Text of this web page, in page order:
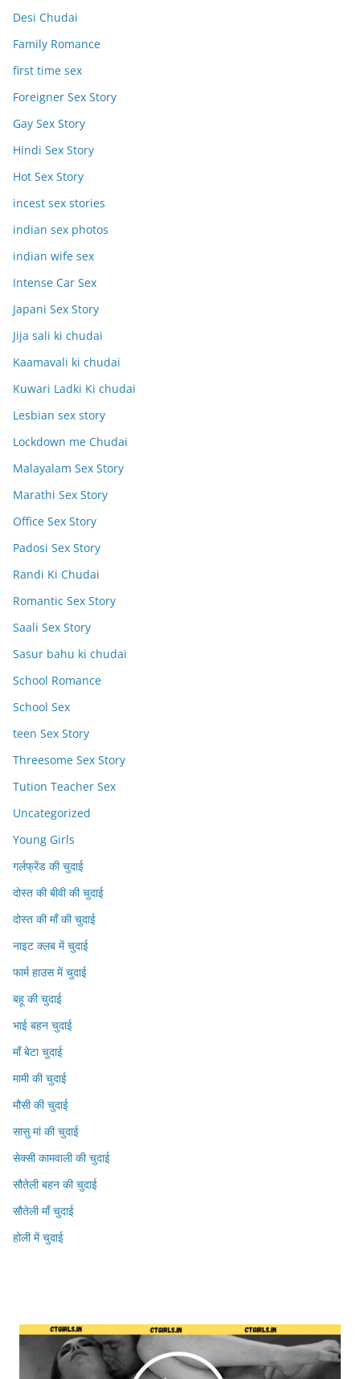
Desi Chudai
Family Romance
first time sex
Foreigner Sex Story
Gay Sex Story
Hindi Sex Story
Hot Sex Story
incest sex stories
indian sex photos
indian wife sex
Intense Car Sex
Japani Sex Story
Jija sali ki chudai
Kaamavali ki chudai
Kuwari Ladki Ki chudai
Lesbian sex story
Lockdown me Chudai
Malayalam Sex Story
Marathi Sex Story
Office Sex Story
Padosi Sex Story
Randi Ki Chudai
Romantic Sex Story
Saali Sex Story
Sasur bahu ki chudai
School Romance
School Sex
teen Sex Story
Threesome Sex Story
Tution Teacher Sex
Uncategorized
Young Girls
गर्लफ्रेंड की चुदाई
दोस्त की बीवी की चुदाई
दोस्त की माँ की चुदाई
नाइट क्लब में चुदाई
फार्म हाउस में चुदाई
बहू की चुदाई
भाई बहन चुदाई
माँ बेटा चुदाई
मामी की चुदाई
मौसी की चुदाई
सासु मां की चुदाई
सेक्सी कामवाली की चुदाई
सौतेली बहन की चुदाई
सौतेली माँ चुदाई
होली में चुदाई